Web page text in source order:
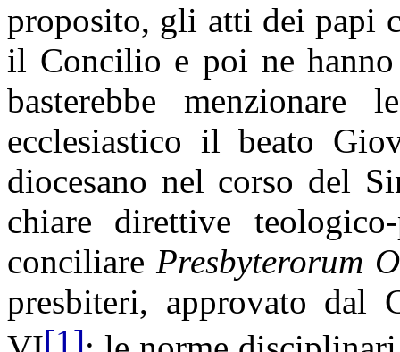
proposito, gli atti dei papi
il Concilio e poi ne
basterebbe menzionare
ecclesiastico il beato
diocesano nel corso del
chiare direttive
conciliare Presbyterorum
presbiteri, approvato dal
[1]